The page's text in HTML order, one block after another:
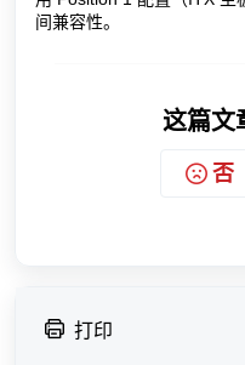
间兼容性。
这篇文
否
打印